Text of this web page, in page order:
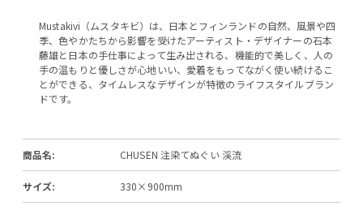
Mustakivi（ムスタキビ）は、日本とフィンランドの自然、風景や四
季、色やかたちから影響を受けたアーティスト・デザイナーの石本
藤雄と日本の手仕事によって生み出される、機能的で美しく、人の
手の温もりと優しさが心地いい、愛着をもってながく使い続けるこ
とができる、タイムレスなデザインが特徴のライフスタイルブラン
ドです。
商品名: CHUSEN 注染てぬぐい 渓流
サイズ: 330×900mm